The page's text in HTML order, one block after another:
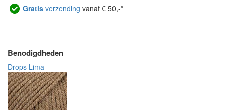
Gratis verzending vanaf € 50,-*
Benodigdheden
Drops Lima